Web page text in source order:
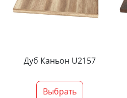
Дуб Каньон U2157
Выбрать